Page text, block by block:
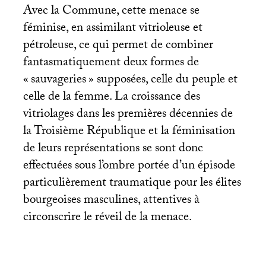
Avec la Commune, cette menace se
féminise, en assimilant vitrioleuse et
pétroleuse, ce qui permet de combiner
fantasmatiquement deux formes de
«sauvageries» supposées, celle du peuple et
celle de la femme. La croissance des
vitriolages dans les premières décennies de
la Troisième République et la féminisation
de leurs représentations se sont donc
effectuées sous l’ombre portée d’un épisode
particulièrement traumatique pour les élites
bourgeoises masculines, attentives à
circonscrire le réveil de la menace.